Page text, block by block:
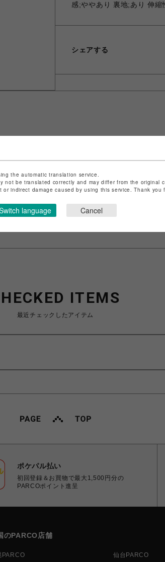
感;ややあり 裏地;あり 伸
シェアする
令に基づく表記はこちら
せはこちら
ITEMS
最近チェックしたアイテム
ポケパル払い
初回登録＆お買物で最大1,500円分の
PARCOポイント進呈
のPARCO店舗
PARCO 仙台PARCO
the automatic translation service.
not be translated correctly and may differ from the original
indirect damage caused by using this service. Thank you
language Cancel